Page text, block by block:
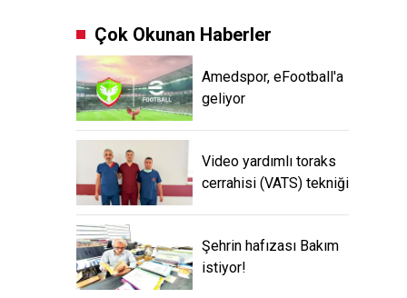
Çok Okunan Haberler
Amedspor, eFootball'a
geliyor
Video yardımlı toraks
cerrahisi (VATS) tekniği
Şehrin hafızası Bakım
istiyor!